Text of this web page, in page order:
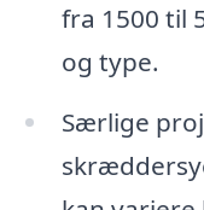
fra 1500 til
og type.
Særlige